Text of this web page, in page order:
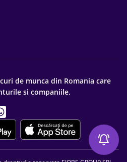
de munca din Romania care
si companiile.